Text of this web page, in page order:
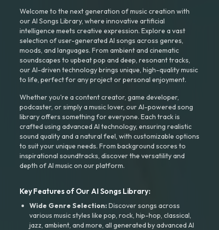
Welcome to the next generation of music creation with
our AI Songs Library, where innovative artificial
intelligence meets creative expression. Explore a vast
selection of user-generated AI songs across genres,
moods, and languages. From ambient and cinematic
soundscapes to upbeat pop and deep, resonant tracks,
our AI-driven technology brings unique, high-quality music
to life, perfect for any project or personal enjoyment.
Whether you're a content creator, game developer,
podcaster, or simply a music lover, our AI-powered song
library offers something for everyone. Each track is
crafted using advanced AI technology, ensuring realistic
sound quality and a natural feel, with customizable options
to suit your unique needs. From background scores to
inspirational soundtracks, discover the versatility and
depth of AI music on our platform.
Key Features of Our AI Songs Library:
Wide Genre Selection:Discover songs across
various music styles like pop, rock, hip-hop, classical,
jazz, ambient, and more, all generated by advanced AI